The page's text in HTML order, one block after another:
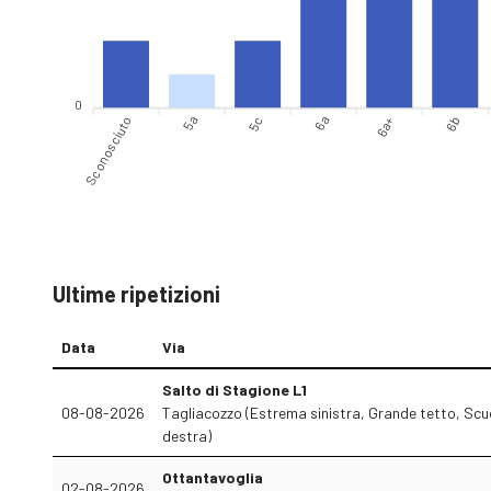
0
Sconosciuto 5a 5c 6a 6a+ 6b
Ultime ripetizioni
Data Via
08-08-2026
Salto di Stagione L1
Tagliacozzo (Estrema sinistra, Grande tetto,
destra)
Ottantavoglia